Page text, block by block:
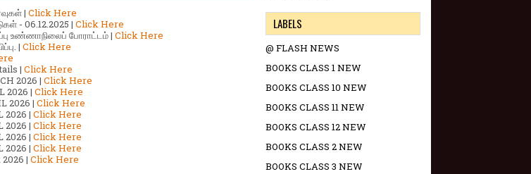
| Click Here
- 06.12.2025 | Click Here
உண்ணாநிலைப் போராட்டம் | Click Here
| Click Here
| Click Here
2026 | Click Here
2026 | Click Here
2026 | Click Here
2026 | Click Here
2026 | Click Here
2026 | Click Here
2026 | Click Here
| Click Here
LABELS
@ FLASH NEWS
BOOKS CLASS 1 NEW
BOOKS CLASS 10 NEW
BOOKS CLASS 11 NEW
BOOKS CLASS 12 NEW
BOOKS CLASS 2 NEW
BOOKS CLASS 3 NEW